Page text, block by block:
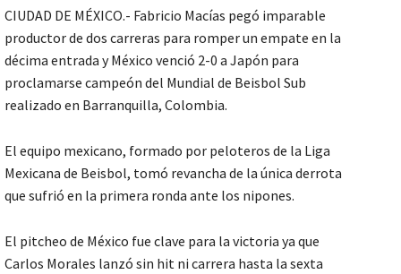
CIUDAD DE MÉXICO.- Fabricio Macías pegó imparable
productor de dos carreras para romper un empate en la
décima entrada y México venció 2-0 a Japón para
proclamarse campeón del Mundial de Beisbol Sub
realizado en Barranquilla, Colombia.
El equipo mexicano, formado por peloteros de la Liga
Mexicana de Beisbol, tomó revancha de la única derrota
que sufrió en la primera ronda ante los nipones.
El pitcheo de México fue clave para la victoria ya que
Carlos Morales lanzó sin hit ni carrera hasta la sexta